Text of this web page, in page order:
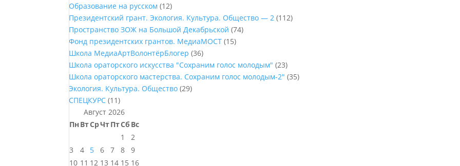
Образование на русском (12)
Президентский грант. Экология. Культура. Общество — 2 (112)
Пространство ЗОЖ на Большой Декабрьской (74)
Фонд президентских грантов. МедиаМОСТ (15)
Школа МедиаАртВолонтёрБлогер (36)
Школа ораторского искусства "Сохраним голос молодым" (23)
Школа ораторского мастерства. Сохраним голос молодым-2" (35)
Экология. Культура. Общество (29)
СПЕЦКУРС (11)
Август 2026
ПнВтСрЧтПтСб Вс
1
2
3
4 5 6 7 8
9
10 11 12 13 14 15 16